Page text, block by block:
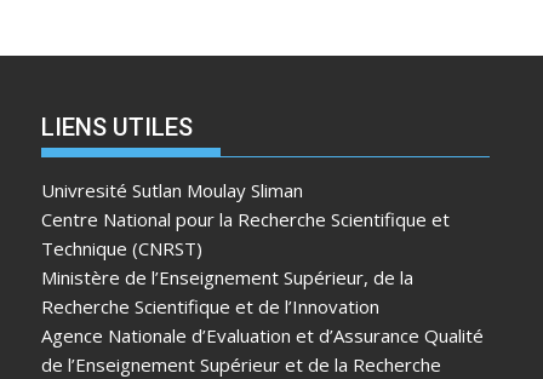
LIENS UTILES
Univresité Sutlan Moulay Sliman
Centre National pour la Recherche Scientifique et
Technique (CNRST)
Ministère de l’Enseignement Supérieur, de la
Recherche Scientifique et de l’Innovation
Agence Nationale d’Evaluation et d’Assurance Qualité
de l’Enseignement Supérieur et de la Recherche